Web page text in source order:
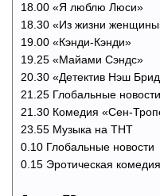
18.00 «Я люблю Люси»
18.30 «Из жизни
19.00 «Кэнди-Кэнди»
19.25 «Майами Сэндс»
20.30 «Детектив Нэш
21.25 Глобальные новости
21.30 Комедия «Сен-
23.55 Музыка на ТНТ
0.10 Глобальные новости
0.15 Эротическая